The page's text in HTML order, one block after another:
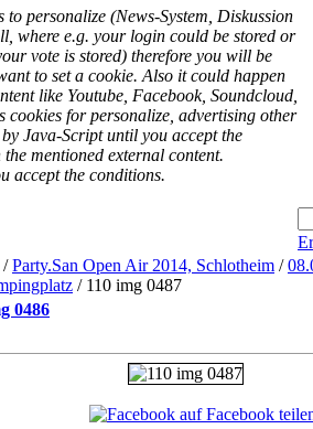
to personalize (News-System, Diskussion
where e.g. your login could be stored or
vote is stored) therefore you will be
to set a cookie. Also it could happen
like Youtube, Facebook, Soundcloud,
cookies for personalize, advertising other
Java-Script until you accept the
mentioned external content.
accept the conditions.
/Party.San Open Air 2014, Schlotheim /
/ 110 img 0487
0486
auf Facebook